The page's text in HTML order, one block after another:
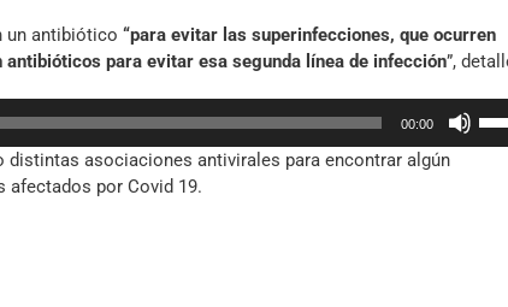
o
el
un antibiótico “para evitar las superinfecciones, que ocurren
para evitar esa segunda línea de infección”,
00:00
asociaciones antivirales para encontrar algún
afectados por Covid 19.